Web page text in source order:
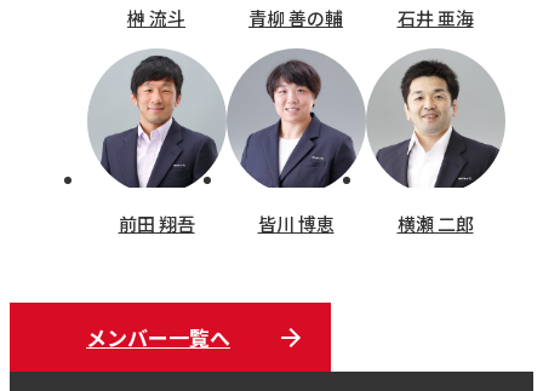
榊󠄀 流斗 青柳 善の輔 石井 亜海
前田 翔吾 皆川 博恵 横瀬 二郎
メンバー一覧へ